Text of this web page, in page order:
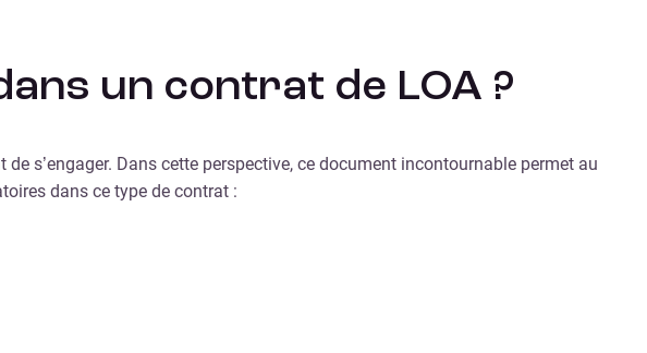
un contrat de LOA ?
s’engager. Dans cette perspective, ce document incontournable permet au
dans ce type de contrat :